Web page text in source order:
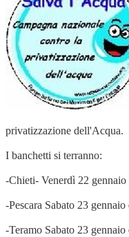
privatizzazione dell'Acqua.
I banchetti si terranno:
-Chieti- Venerdì 22
-Pescara Sabato 23
-Teramo Sabato 23